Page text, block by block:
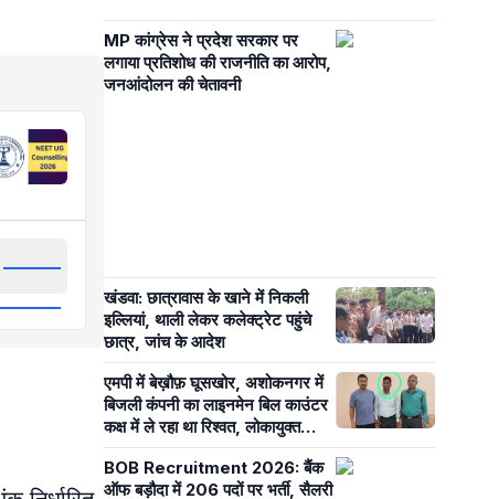
MP कांग्रेस ने प्रदेश सरकार पर
लगाया प्रतिशोध की राजनीति का आरोप,
जनआंदोलन की चेतावनी
खंडवा: छात्रावास के खाने में निकली
इल्लियां, थाली लेकर कलेक्ट्रेट पहुंचे
छात्र, जांच के आदेश
एमपी में बेख़ौफ़ घूसखोर, अशोकनगर में
बिजली कंपनी का लाइनमेन बिल काउंटर
कक्ष में ले रहा था रिश्वत, लोकायुक्त
पुलिस ने रंगे हाथ दबोचा
BOB Recruitment 2026: बैंक
ऑफ बड़ौदा में 206 पदों पर भर्ती, सैलरी